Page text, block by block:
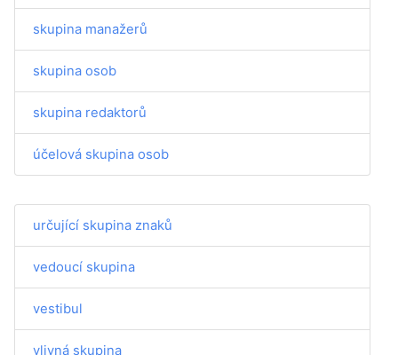
skupina manažerů
skupina osob
skupina redaktorů
účelová skupina osob
určující skupina znaků
vedoucí skupina
vestibul
vlivná skupina